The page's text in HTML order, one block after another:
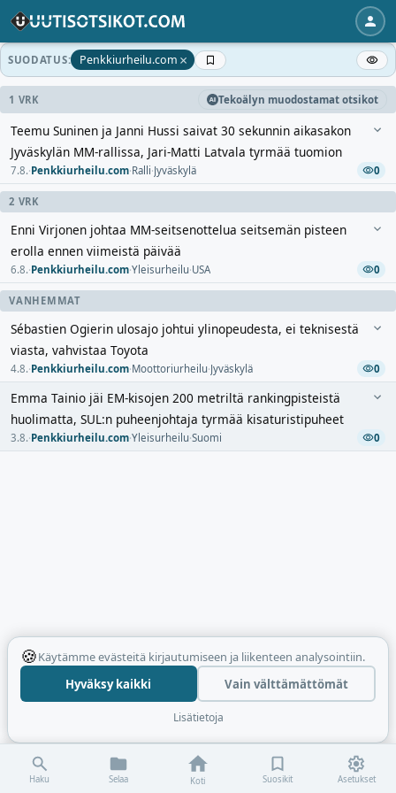
SUODATUS: Penkkiurheilu.com ×
1 VRK Tekoälyn muodostamat otsikot
Teemu Suninen ja Janni Hussi saivat 30 sekunnin aikasakon
Jyväskylän MM-rallissa, Jari-Matti Latvala tyrmää tuomion
7.8.·Penkkiurheilu.com·Ralli·Jyväskylä 0
2 VRK
Enni Virjonen johtaa MM-seitsenottelua seitsemän pisteen
erolla ennen viimeistä päivää
6.8.·Penkkiurheilu.com·Yleisurheilu·USA 0
VANHEMMAT
Sébastien Ogierin ulosajo johtui ylinopeudesta, ei teknisestä
viasta, vahvistaa Toyota
4.8.·Penkkiurheilu.com·Moottoriurheilu·Jyväskylä 0
Emma Tainio jäi EM-kisojen 200 metriltä rankingpisteistä
huolimatta, SUL:n puheenjohtaja tyrmää kisaturistipuheet
3.8.·Penkkiurheilu.com·Yleisurheilu·Suomi 0
Haku Selaa Koti Suosikit Asetukset
🍪Käytämme evästeitä kirjautumiseen ja liikenteen analysointiin.
Hyväksy kaikki
Vain välttämättömät
Lisätietoja